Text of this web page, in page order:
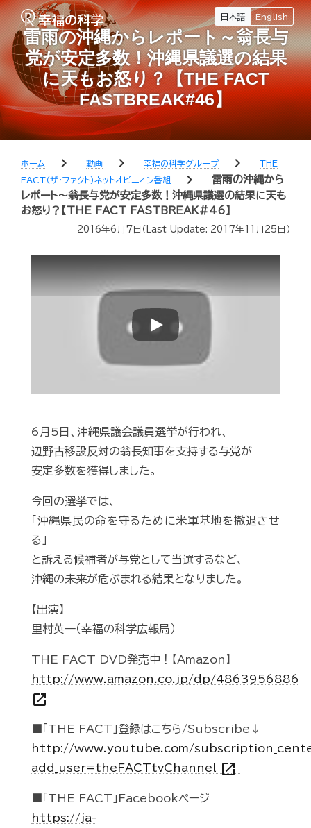
日本語 English
雷雨の沖縄からレポート～翁長与
党が安定多数！沖縄県議選の結果
に天もお怒り？【THE FACT
FASTBREAK#46】
ホーム chevron_right 動画 chevron_right 幸福の科学グループ chevron_right
THE
FACT（ザ・ファクト）ネットオピニオン番組
chevron_right
雷雨の沖縄から
レポート～翁長与党が安定多数！沖縄県議選の結果に天も
お怒り？【THE FACT FASTBREAK#46】
2016年6月7日 （Last Update: 2017年11月25日 ）
Play
6月5日、沖縄県議会議員選挙が行われ、
辺野古移設反対の翁長知事を支持する与党が
安定多数を獲得しました。
今回の選挙では、
「沖縄県民の命を守るために米軍基地を撤退させ
る」
と訴える候補者が与党として当選するなど、
沖縄の未来が危ぶまれる結果となりました。
【出演】
里村英一（幸福の科学広報局）
THE FACT DVD発売中！【Amazon】
http://www.amazon.co.jp/dp/4863956886
open_in_new
■「THE FACT」登録はこちら/Subscribe↓
http://www.youtube.com/
add_user=theFACTtvChannel open_in_new
■「THE FACT」Facebookページ
https://ja-